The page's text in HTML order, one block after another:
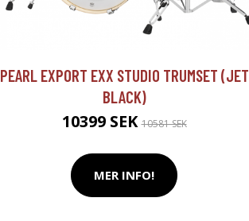
PEARL EXPORT EXX STUDIO TRUMSET (JET
BLACK)
10399 SEK10581 SEK
MER INFO!